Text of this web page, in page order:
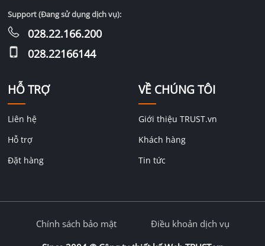
HỖ TRỢ
Liên hệ
Hỗ trợ
Đặt hàng
VỀ CHÚNG TÔI
Giới thiệu TRUST.vn
Khách hàng
Tin tức
Support (Đang sử dụng dịch vụ):
028.22.166.200
028.22166144
Chính sách bảo mật Điều khoản dịch vụ